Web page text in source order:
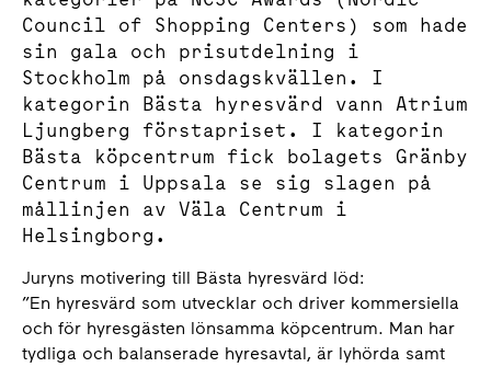
Council of Shopping Centers) som hade
sin gala och prisutdelning i
Stockholm på onsdagskvällen. I
kategorin Bästa hyresvärd vann Atrium
Ljungberg förstapriset. I kategorin
Bästa köpcentrum fick bolagets Gränby
Centrum i Uppsala se sig slagen på
mållinjen av Väla Centrum i
Helsingborg.
Juryns motivering till Bästa hyresvärd löd:
”En hyresvärd som utvecklar och driver kommersiella
och för hyresgästen lönsamma köpcentrum. Man har
tydliga och balanserade hyresavtal, är lyhörda samt